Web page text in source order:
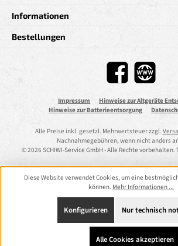
Informationen
Bestellungen
Facebook Website
Impressum
Hinweise zur Altgeräte
Hinweise zur Batterieentsorgung
Alle Preise inkl. gesetzl. Mehrwertsteuer zzgl.
Nachnahmegebühren, wenn nicht anders
© 2026 SCHIWI-Service GmbH - Alle Rechte vorbehalten.
Diese Website verwendet Cookies, um eine
können. Mehr Informationen ...
Nur technisch
Konfigurieren
Alle Cookies akzeptieren